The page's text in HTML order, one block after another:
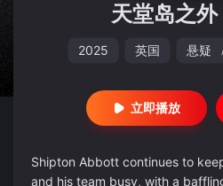
天堂岛之
2025 英国 悬疑
立即播放
Shipton Abbott continues to
and his team busy, with a